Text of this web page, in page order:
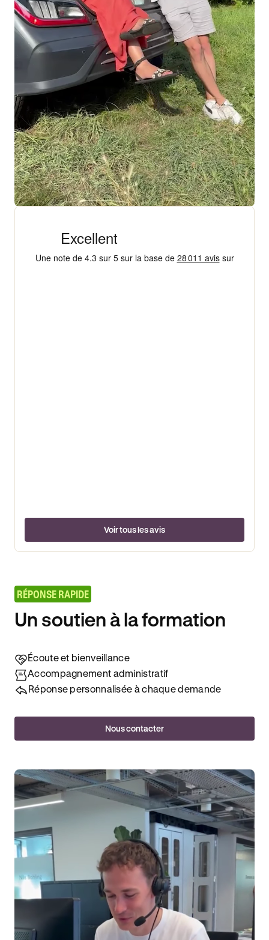
Voir tous les avis
RÉPONSE RAPIDE
Un soutien à la formation
Écoute et bienveillance
Accompagnement administratif
Réponse personnalisée à chaque demande
Nous contacter